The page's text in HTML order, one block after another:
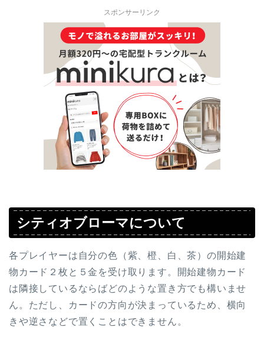
スポンサーリンク
シティオブローマについて
各プレイヤーは自分の色（紫、橙、白、茶）の開始建
物カード２枚と５金を受け取ります。開始建物カード
は隣接しているならばどのような置き方でも構いませ
ん。ただし、カードの方向が決まっているため、横向
きや逆さなどで置くことはできません。